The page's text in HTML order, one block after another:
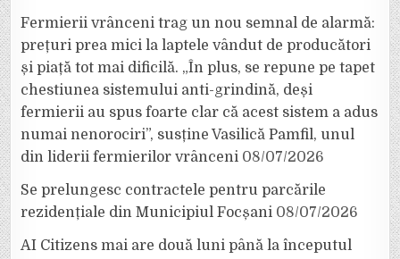
Fermierii vrânceni trag un nou semnal de alarmă:
prețuri prea mici la laptele vândut de producători
și piață tot mai dificilă. „În plus, se repune pe tapet
chestiunea sistemului anti-grindină, deși
fermierii au spus foarte clar că acest sistem a adus
numai nenorociri”, susține Vasilică Pamfil, unul
din liderii fermierilor vrânceni 08/07/2026
Se prelungesc contractele pentru parcările
rezidențiale din Municipiul Focșani 08/07/2026
AI Citizens mai are două luni până la începutul